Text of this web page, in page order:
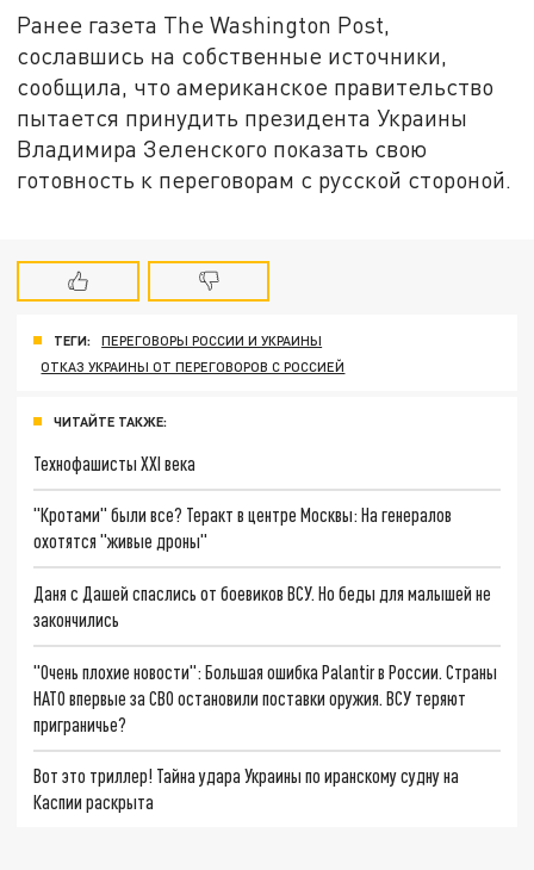
Ранее газета The Washington Post,
сославшись на собственные источники,
сообщила, что американское правительство
пытается принудить президента Украины
Владимира Зеленского показать свою
готовность к переговорам с русской стороной.
ТЕГИ:
ПЕРЕГОВОРЫ РОССИИ И УКРАИНЫ
ОТКАЗ УКРАИНЫ ОТ ПЕРЕГОВОРОВ С РОССИЕЙ
ЧИТАЙТЕ ТАКЖЕ:
Технофашисты XXI века
"Кротами" были все? Теракт в центре Москвы: На генералов
охотятся "живые дроны"
Даня с Дашей спаслись от боевиков ВСУ. Но беды для малышей не
закончились
"Очень плохие новости": Большая ошибка Palantir в России. Страны
НАТО впервые за СВО остановили поставки оружия. ВСУ теряют
приграничье?
Вот это триллер! Тайна удара Украины по иранскому судну на
Каспии раскрыта